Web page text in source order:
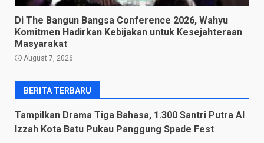
Di The Bangun Bangsa Conference 2026, Wahyu
Komitmen Hadirkan Kebijakan untuk Kesejahteraan
Masyarakat
August 7, 2026
BERITA TERBARU
Tampilkan Drama Tiga Bahasa, 1.300 Santri Putra Al
Izzah Kota Batu Pukau Panggung Spade Fest